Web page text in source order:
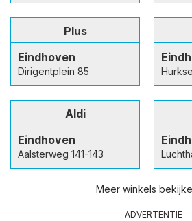
Plus
Eindhoven
Dirigentplein 85
Aldi
Eindhoven
Aalsterweg 141-143
Meer winkels
ADVERTENTIE